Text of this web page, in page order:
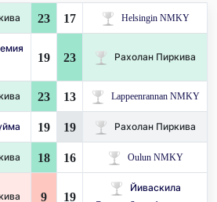
23 17 Helsingin NMKY
19 23 Рахолан Пиркива
23 13 Lappeenrannan NMKY
19 19 Рахолан Пиркива
18 16 Oulun NMKY
9 19
Йиваскила